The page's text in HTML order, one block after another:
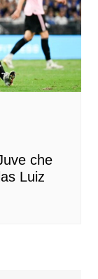
che
Luiz